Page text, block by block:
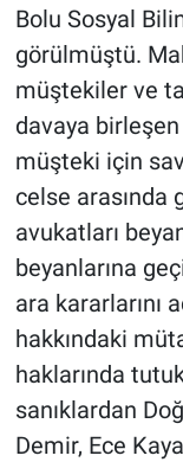
Bolu Sosyal
görülmüştü.
müştekiler ve
davaya
müşteki için
celse
avukatları
beyanlarına
ara kararlarını
hakkındaki
haklarında
sanıklardan
Demir, Ece